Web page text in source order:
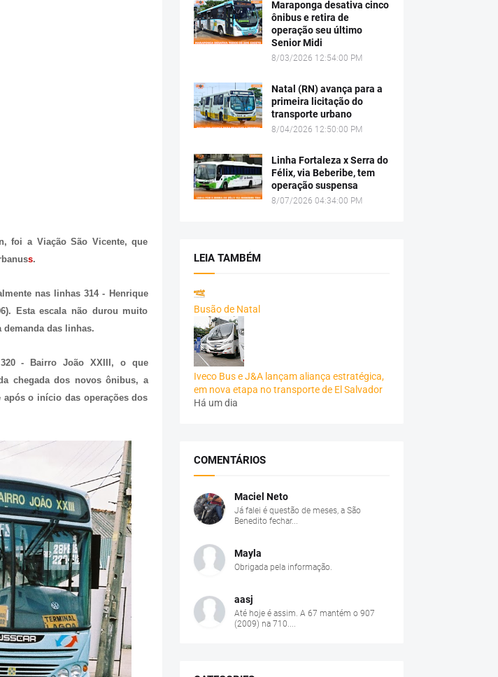
foi a Viação São Vicente, que
s.
nas linhas 314 - Henrique
Esta escala não durou muito
das linhas.
- Bairro João XXIII, o que
chegada dos novos ônibus, a
após o início das operações dos
Maraponga desativa cinco
ônibus e retira de
operação seu último
Senior Midi
8/03/2026 12:54:00 PM
Natal (RN) avança para a
primeira licitação do
transporte urbano
8/04/2026 12:50:00 PM
Linha Fortaleza x Serra do
Félix, via Beberibe, tem
operação suspensa
8/07/2026 04:34:00 PM
LEIA TAMBÉM
Busão de Natal
Iveco Bus e J&A lançam aliança estratégica,
em nova etapa no transporte de El Salvador
Há um dia
COMENTÁRIOS
Maciel Neto
Já falei é questão de meses, a São
Benedito fechar...
Mayla
Obrigada pela informação.
aasj
Até hoje é assim. A 67 mantém o 907
(2009) na 710....